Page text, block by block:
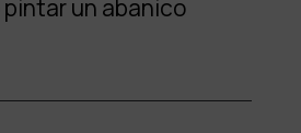
pintar un abanico